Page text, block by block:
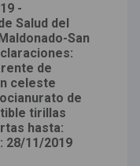
-
Salud del
San
de
celeste
de
tirillas
hasta:
28/11/2019